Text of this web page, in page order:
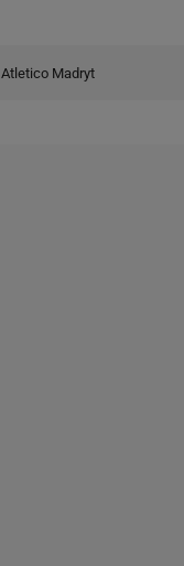
Atletico Madryt